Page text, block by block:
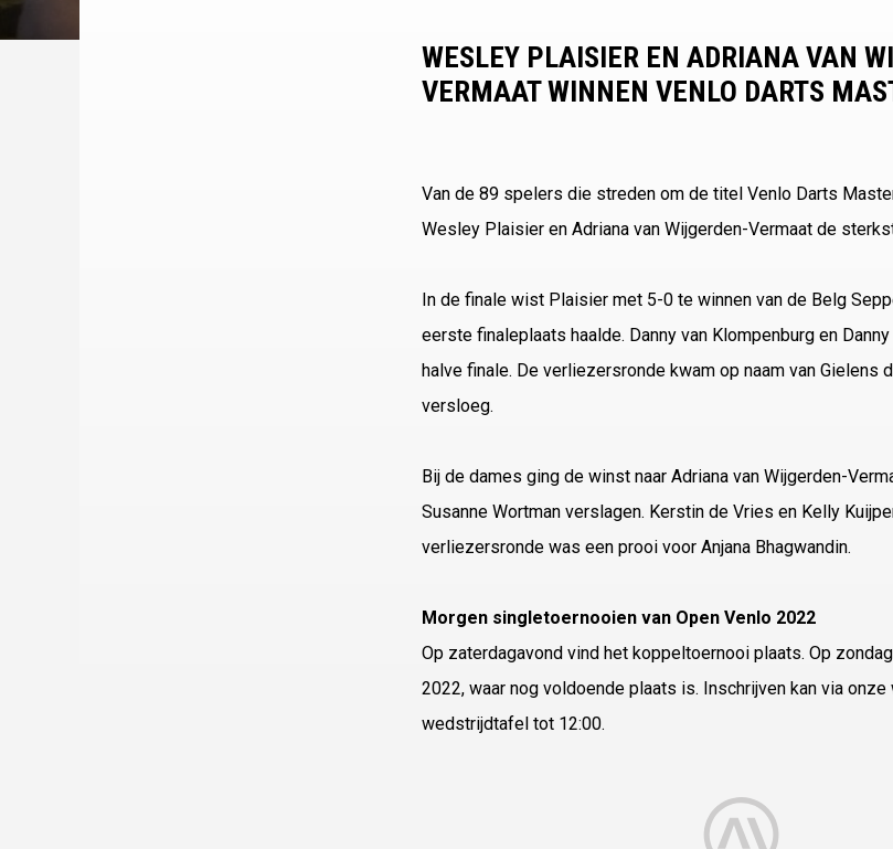
WESLEY PLAISIER EN ADRIANA VAN
VERMAAT WINNEN VENLO DARTS
Van de 89 spelers die streden om de titel Venlo Darts
Wesley Plaisier en Adriana van Wijgerden-Vermaat de
In de finale wist Plaisier met 5-0 te winnen van de Belg
eerste finaleplaats haalde. Danny van Klompenburg en
halve finale. De verliezersronde kwam op naam van Gielens
versloeg.
Bij de dames ging de winst naar Adriana van Wijgerden-
Susanne Wortman verslagen. Kerstin de Vries en Kelly
verliezersronde was een prooi voor Anjana Bhagwandin.
Morgen singletoernooien van Open Venlo 2022
Op zaterdagavond vind het koppeltoernooi plaats. Op
2022, waar nog voldoende plaats is. Inschrijven kan via onze
wedstrijdtafel tot 12:00.